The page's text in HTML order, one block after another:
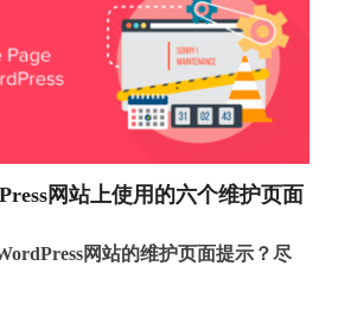
网站上使用的六个维护页面
网站的维护页面提示？尽